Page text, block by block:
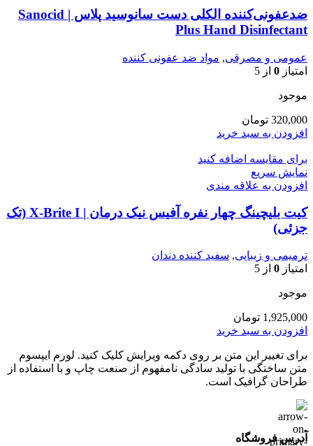
ضدعفونی‌کننده الکلی دست سانوسید پلاس | Sanocid
Plus Hand Disinfectant
عمومی و مصرقی, مواد ضد عفونی کننده
امتیاز 0 از 5
موجود
320,000 تومان
افزودن به سبد خرید
برای مقایسه اضافه کنید
نمایش سریع
افزودن به علاقه مندی
کیت بلیچینگ چهار نفره آفیس نیک درمان | X-Brite I (تک
جزئی)
ترمیمی و زیبایی, سفید کننده دندان
امتیاز 0 از 5
موجود
1,925,000 تومان
افزودن به سبد خرید
برای تغییر این متن بر روی دکمه ویرایش کلیک کنید. لورم ایپسوم
متن ساختگی با تولید سادگی نامفهوم از صنعت چاپ و با استفاده از
طراحان گرافیک است.
آدرس فروشگاه